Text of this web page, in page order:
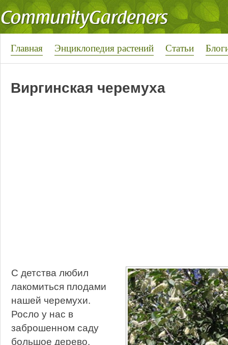
Главная Энциклопедия растений Статьи
Виргинская черемуха
С детства любил
лакомиться плодами
нашей черемухи.
Росло у нас в
заброшенном саду
большое дерево.